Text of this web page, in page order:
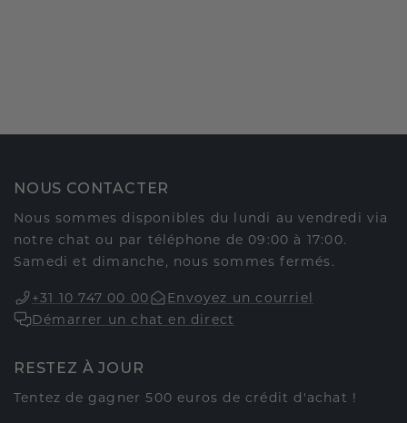
NOUS CONTACTER
Nous sommes disponibles du lundi au vendredi via
notre chat ou par téléphone de 09:00 à 17:00.
Samedi et dimanche, nous sommes fermés.
+31 10 747 00 00
Envoyez un courriel
Démarrer un chat en direct
RESTEZ À JOUR
Tentez de gagner 500 euros de crédit d'achat !